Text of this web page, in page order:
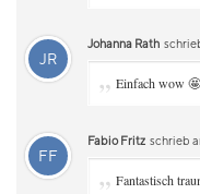
JR
Johanna Rath
„ Einfach wow 🤩
FF
Fabio Fritz schrieb
„ Fantastisch